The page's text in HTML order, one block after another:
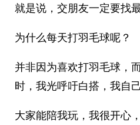
就是说，交朋友一定要找
为什么每天打羽毛球呢？
并非因为喜欢打羽毛球，
时，我光呼吁白搭，我自
大家能陪我玩，我很开心